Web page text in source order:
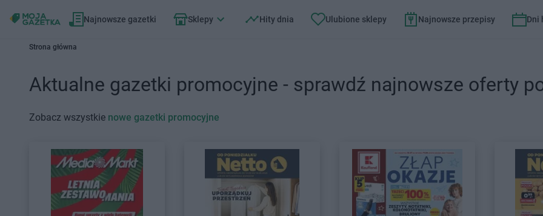
Najnowsze gazetki Sklepy Hity dnia Ulubione sklepy Najnowsze przepisy Dni
Strona główna
Aktualne gazetki promocyjne - sprawdź najnowsze oferty
Zobacz wszystkie nowe gazetki promocyjne